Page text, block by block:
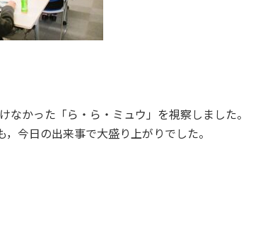
かった「ら・ら・ミュウ」を視察しました。
今日の出来事で大盛り上がりでした。